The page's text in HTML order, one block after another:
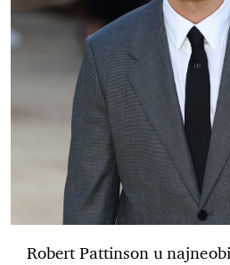
Robert Pattinson u